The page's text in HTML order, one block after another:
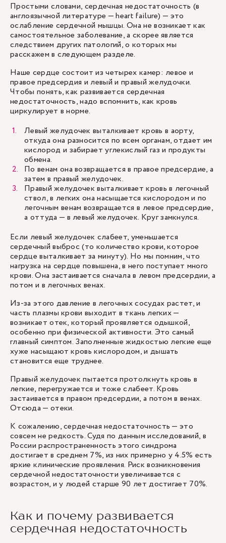
Простыми словами, сердечная недостаточность (в
англоязычной литературе — heart failure) — это
ослабление сердечной мышцы. Она не возникает как
самостоятельное заболевание, а скорее является
следствием других патологий, о которых мы
расскажем в следующем разделе.
Наше сердце состоит из четырех камер: левое и
правое предсердия и левый и правый желудочки.
Чтобы понять, как развивается сердечная
недостаточность, надо вспомнить, как кровь
циркулирует в норме.
Левый желудочек выталкивает кровь в аорту,
откуда она разносится по всем органам, отдает им
кислород и забирает углекислый газ и продукты
обмена.
По венам она возвращается в правое предсердие, а
затем в правый желудочек.
Правый желудочек выталкивает кровь в легочный
ствол, в легких она насыщается кислородом и по
легочным венам возвращается в левое предсердие,
а оттуда — в левый желудочек. Круг замкнулся.
Если левый желудочек слабеет, уменьшается
сердечный выброс (то количество крови, которое
сердце выталкивает за минуту). Но мы помним, что
нагрузка на сердце повышена, в него поступает много
крови. Она застаивается сначала в левом предсердии, а
потом и в легочных венах.
Из-за этого давление в легочных сосудах растет, и
часть плазмы крови выходит в ткань легких —
возникает отек, который проявляется одышкой,
особенно при физической активности. Это самый
главный симптом. Заполненные жидкостью легкие еще
хуже насыщают кровь кислородом, и дышать
становится еще труднее.
Правый желудочек пытается протолкнуть кровь в
легкие, перегружается и тоже слабеет. Кровь
застаивается в правом предсердии, а потом в венах.
Отсюда — отеки.
К сожалению, сердечная недостаточность — это
совсем не редкость. Судя по данным исследований, в
России распространенность этого синдрома
достигает в среднем 7%, из них примерно у 4.5% есть
яркие клинические проявления. Риск возникновения
сердечной недостаточности увеличивается с
возрастом, и у людей старше 90 лет достигает 70%.
Как и почему развивается
сердечная недостаточность